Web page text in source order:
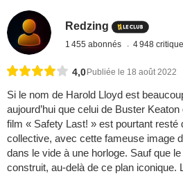
Redzing
1 455 abonnés 4 948
4,0 Publiée le 18 août 2022
Si le nom de Harold Lloyd est
aujourd’hui que celui de Buster
film « Safety Last! » est pourtant resté
collective, avec cette fameuse image
dans le vide à une horloge. Sauf que
construit, au-delà de ce plan iconique.